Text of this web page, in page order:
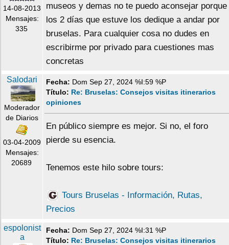
14-08-2013
Mensajes:
335
museos y demas no te puedo aconsejar porque
los 2 días que estuve los dedique a andar por
bruselas. Para cualquier cosa no dudes en
escribirme por privado para cuestiones mas
concretas
Salodari
Moderador
de Diarios
03-04-2009
Mensajes:
20689
Fecha: Dom Sep 27, 2024 %I:59 %P
Título: Re: Bruselas: Consejos visitas itinerarios
opiniones
En público siempre es mejor. Si no, el foro
pierde su esencia.
Tenemos este hilo sobre tours:
Tours Bruselas - Información, Rutas,
Precios
espolonist
a
Fecha: Dom Sep 27, 2024 %I:31 %P
Título: Re: Bruselas: Consejos visitas itinerarios